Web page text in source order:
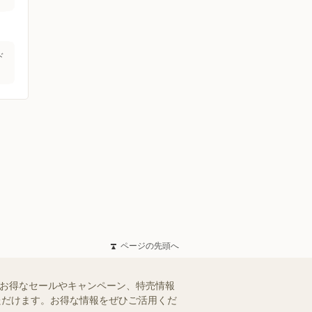
ページの先頭へ
得なセールやキャンペーン、特売情報
けます。お得な情報をぜひご活用くだ